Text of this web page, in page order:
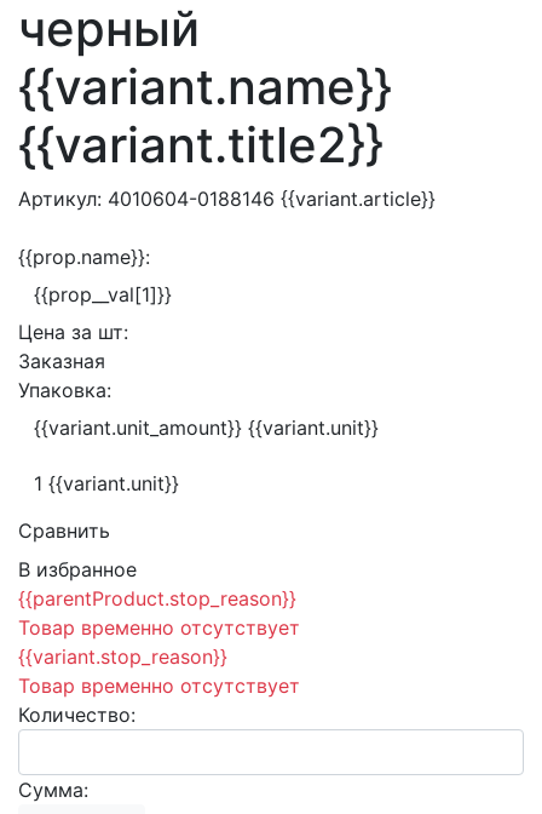
черный
{{variant.name}}
{{variant.title2}}
Артикул: 4010604-0188146 {{variant.article}}
{{prop.name}}:
{{prop__val[1]}}
Цена за шт:
Заказная
Упаковка:
{{variant.unit_amount}} {{variant.unit}}
1 {{variant.unit}}
Сравнить
В избранное
{{parentProduct.stop_reason}}
Товар временно отсутствует
{{variant.stop_reason}}
Товар временно отсутствует
Количество:
Сумма: